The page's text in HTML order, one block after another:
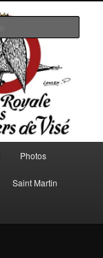
Photos
Saint Martin